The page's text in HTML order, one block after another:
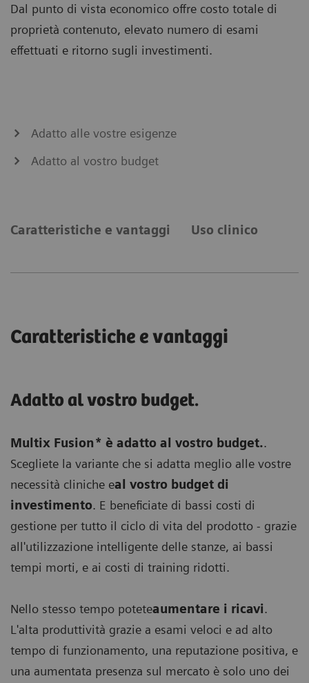
Dal punto di vista economico offre costo totale di
proprietà contenuto, elevato numero di esami
effettuati e ritorno sugli investimenti.
Adatto alle vostre esigenze
Adatto al vostro budget
Caratteristiche e vantaggi Uso clinico
Caratteristiche e vantaggi
Adatto al vostro budget.
Multix Fusion* è adatto al vostro budget..
Scegliete la variante che si adatta meglio alle vostre
necessità cliniche eal vostro budget di
investimento. E beneficiate di bassi costi di
gestione per tutto il ciclo di vita del prodotto - grazie
all'utilizzazione intelligente delle stanze, ai bassi
tempi morti, e ai costi di training ridotti.
Nello stesso tempo poteteaumentare i ricavi.
L'alta produttività grazie a esami veloci e ad alto
tempo di funzionamento, una reputazione positiva, e
una aumentata presenza sul mercato è solo uno dei